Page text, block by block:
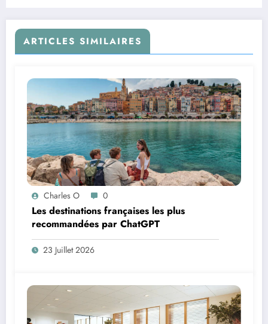
ARTICLES SIMILAIRES
Charles O 0
Les destinations françaises les plus
recommandées par ChatGPT
23 Juillet 2026